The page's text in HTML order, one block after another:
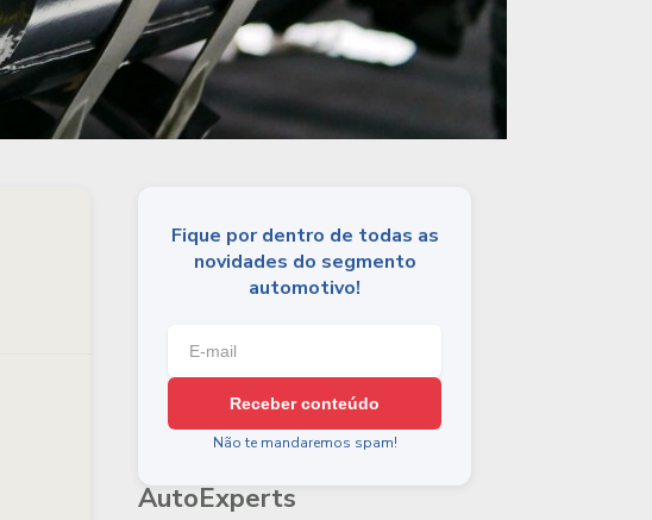
Fique por dentro de todas as
novidades do segmento
automotivo!
Receber conteúdo
Não te mandaremos spam!
AutoExperts